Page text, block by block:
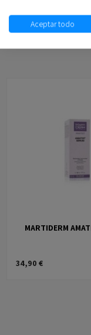
MARTIDERM
34,90 €
Aceptar todo